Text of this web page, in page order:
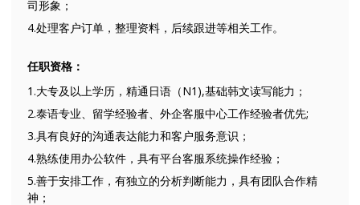
司形象；
4.处理客户订单，整理资料，后续跟进等相关工作。
任职资格：
1.大专及以上学历，精通日语（N1),基础韩文读写能力；
2.泰语专业、留学经验者、外企客服中心工作经验者优先;
3.具有良好的沟通表达能力和客户服务意识；
4.熟练使用办公软件，具有平台客服系统操作经验；
5.善于安排工作，有独立的分析判断能力，具有团队合作精
神；